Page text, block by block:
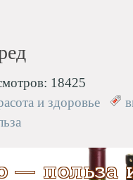
18425
и здоровье